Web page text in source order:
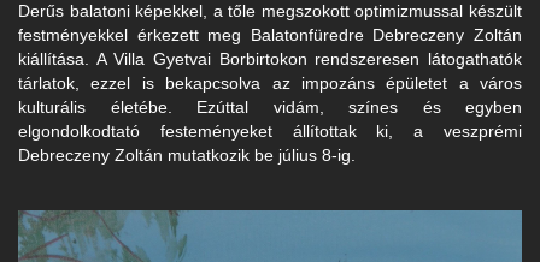
Derűs balatoni képekkel, a tőle megszokott optimizmussal készült
festményekkel érkezett meg Balatonfüredre Debreczeny Zoltán
kiállítása. A Villa Gyetvai Borbirtokon rendszeresen látogathatók
tárlatok, ezzel is bekapcsolva az impozáns épületet a város
kulturális életébe. Ezúttal vidám, színes és egyben
elgondolkodtató festeményeket állítottak ki, a veszprémi
Debreczeny Zoltán mutatkozik be július 8-ig.